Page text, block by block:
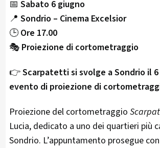
📅 Sabato 6 giugno
📍 Sondrio – Cinema Excelsior
🕒Ore 17.00
🎭 Proiezione di cortometraggio
👉Scarpatetti si svolge a Sondrio il
evento di proiezione di
Proiezione del cortometraggio
Lucia, dedicato a uno dei quartieri più
Sondrio. L’appuntamento prosegue